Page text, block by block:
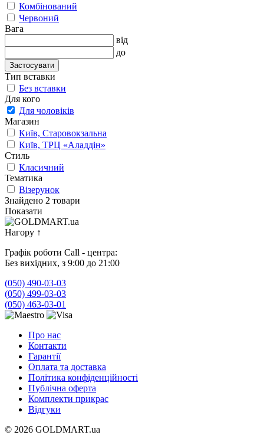
Комбінований
Червоний
Вага
від
до
Застосувати
Тип вставки
Без вставки
Для кого
Для чоловіків
Магазин
Київ, Старовокзальна
Київ, ТРЦ «Аладдін»
Стиль
Класичний
Тематика
Візерунок
Знайдено 2 товари
Показати
Нагору ↑
Графік роботи Call - центра:
Без вихідних, з 9:00 до 21:00
(050) 490-03-03
(050) 499-03-03
(050) 463-03-01
Про нас
Контакти
Гарантії
Оплата та доставка
Політика конфіденційності
Публічна оферта
Комплекти прикрас
Відгуки
© 2026 GOLDMART.ua